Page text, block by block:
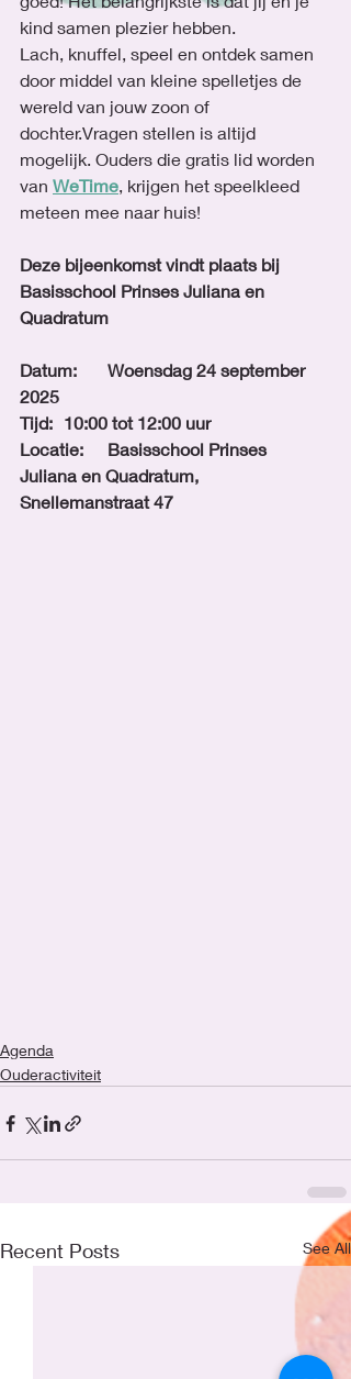
kind samen plezier hebben.
Lach, knuffel, speel en ontdek samen
door middel van kleine spelletjes de
wereld van jouw zoon of
dochter.Vragen stellen is altijd
mogelijk. Ouders die gratis lid worden
van WeTime, krijgen het speelkleed
meteen mee naar huis!
Deze bijeenkomst vindt plaats bij
Basisschool Prinses Juliana en
Quadratum
Datum: 	Woensdag 24 september
2025
Tijd: 	10:00 tot 12:00 uur
Locatie: 	Basisschool Prinses
Juliana en Quadratum,
Snellemanstraat 47
Agenda
Ouderactiviteit
Recent Posts See All